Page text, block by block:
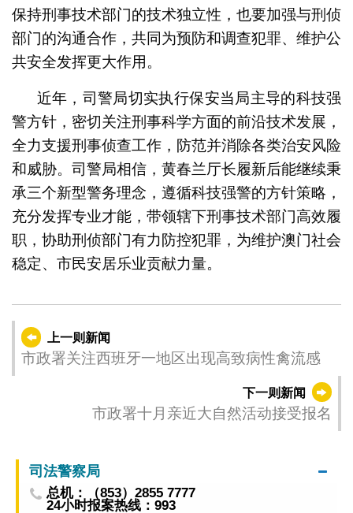
保持刑事技术部门的技术独立性，也要加强与刑侦
部门的沟通合作，共同为预防和调查犯罪、维护公
共安全发挥更大作用。
近年，司警局切实执行保安当局主导的科技强
警方针，密切关注刑事科学方面的前沿技术发展，
全力支援刑事侦查工作，防范并消除各类治安风险
和威胁。司警局相信，黄春兰厅长履新后能继续秉
承三个新型警务理念，遵循科技强警的方针策略，
充分发挥专业才能，带领辖下刑事技术部门高效履
职，协助刑侦部门有力防控犯罪，为维护澳门社会
稳定、市民安居乐业贡献力量。
上一则新闻
市政署关注西班牙一地区出现高致病性禽流感
下一则新闻
市政署十月亲近大自然活动接受报名
司法警察局
总机：（853）2855 7777
24小时报案热线：993